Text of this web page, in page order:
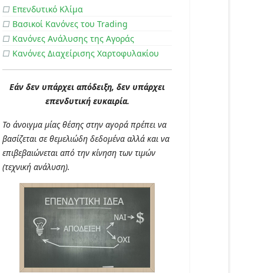
□ Επενδυτικό Κλίμα
□ Βασικοί Κανόνες του Trading
□ Κανόνες Ανάλυσης της Αγοράς
□ Κανόνες Διαχείρισης Χαρτοφυλακίου
Εάν δεν υπάρχει απόδειξη, δεν υπάρχει
επενδυτική ευκαιρία.
Το άνοιγμα μίας θέσης στην αγορά πρέπει να
βασίζεται σε θεμελιώδη δεδομένα αλλά και να
επιβεβαιώνεται από την κίνηση των τιμών
(τεχνική ανάλυση).